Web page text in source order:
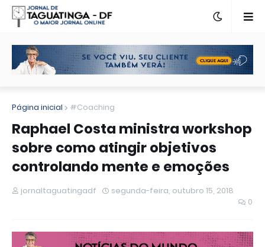
Página inicial #Coaching
Raphael Costa ministra workshop
sobre como atingir objetivos
controlando mente e emoções
jornaltaguatingadf
segunda-feira, outubro 15, 2018
0